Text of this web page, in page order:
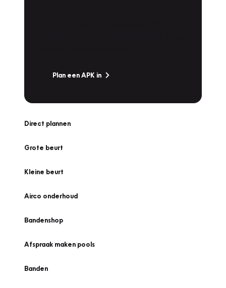
Plan een APK in
Direct plannen
Grote beurt
Kleine beurt
Airco onderhoud
Bandenshop
Afspraak maken pools
Banden